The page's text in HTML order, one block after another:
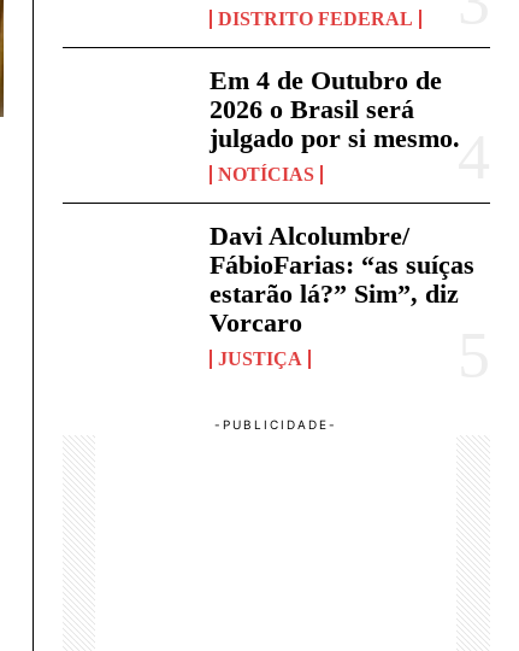
DISTRITO FEDERAL
Em 4 de Outubro de
2026 o Brasil será
julgado por si mesmo.
NOTÍCIAS
Davi Alcolumbre/
FábioFarias: “as suíças
estarão lá?” Sim”, diz
Vorcaro
JUSTIÇA